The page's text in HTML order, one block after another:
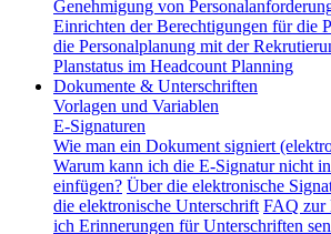
Genehmigung von
Einrichten der Berechtigungen für die
die Personalplanung mit der
Planstatus im Headcount Planning
Dokumente & Unterschriften
Vorlagen und Variablen
E-Signaturen
Wie man ein Dokument signiert
Warum kann ich die E-Signatur nicht
einfügen? Über die elektronische
die elektronische Unterschrift FAQ zur
ich Erinnerungen für Unterschriften